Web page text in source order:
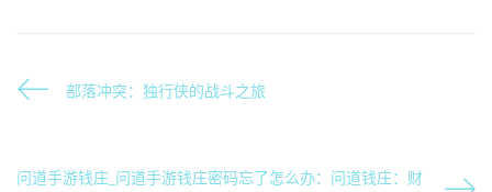
部落冲突：独行侠的战斗之旅
问道手游钱庄_问道手游钱庄密码忘了怎么办：问道钱庄：财